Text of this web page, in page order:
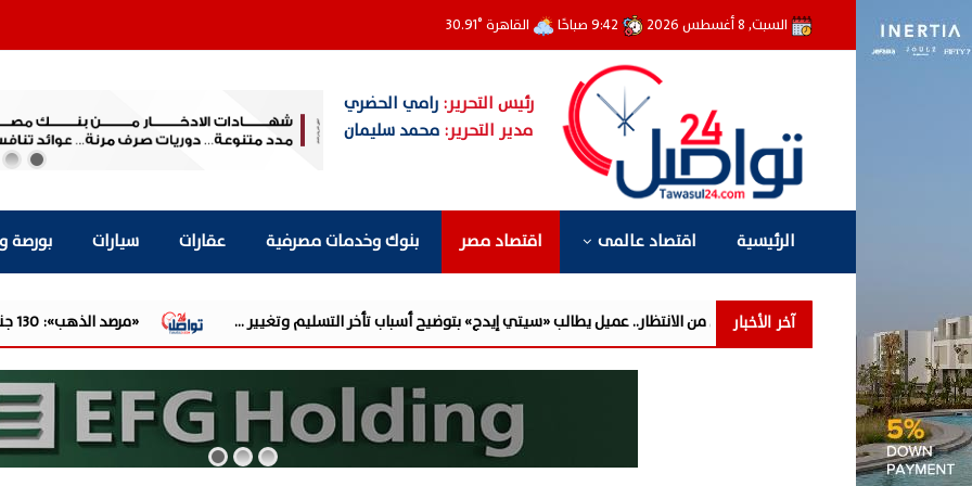
السبت, 8 أغسطس 2026 القاهرة°
30.91
رئيس التحرير:رامي الحضري
مدير التحرير: محمد سليمان
الرئيسية اقتصاد عالمى اقتصاد مصر بنوك وخدمات مصرفية عقارات سيارات بورصة
آخر الأخبار
إلى عامين من الانتظار.. عميل يطالب «سيتي إيدج» بتوضيح أسباب تأخر التسليم وتغيير ... «مرصد الذهب»: 130 جنيهًا قفزة في أسعار الذهب.. وبيانات الوظائف الأمريكية الضعيفة تدفع الأوقية لأقوى ...